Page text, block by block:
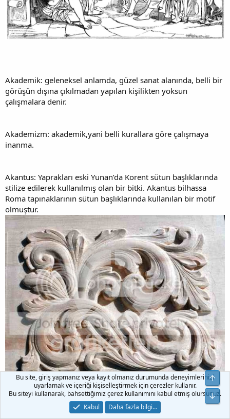
Akademik: geleneksel anlamda, güzel sanat alanında, belli bir
görüşün dışına çıkılmadan yapılan kişilikten yoksun
çalışmalara denir.
Akademizm: akademik,yani belli kurallara göre çalışmaya
inanma.
Akantus: Yaprakları eski Yunan’da Korent sütun başlıklarında
stilize edilerek kullanılmış olan bir bitki. Akantus bilhassa
Roma tapınaklarının sütun başlıklarında kullanılan bir motif
olmuştur.
Kaynak: Grafikerler.org / Yasemin Uyar
Bu site, giriş yapmanız veya kayıt olmanız durumunda deneyimlerinizi
uyarlamak ve içeriği kişiselleştirmek için çerezler kullanır.
Bu siteyi kullanarak, bahsettiğimiz çerez kullanımını kabul etmiş olursunuz.
Kabul
Daha fazla bilgi…